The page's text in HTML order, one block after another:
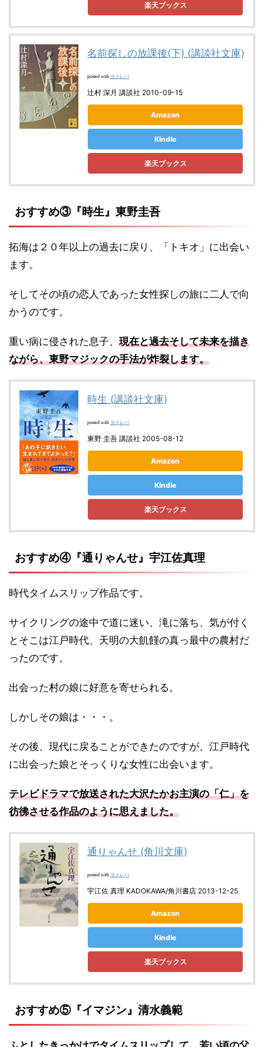
楽天ブックス
名前探しの放課後(下) (講談社文庫)
posted with ヨメレバ
辻村 深月 講談社 2010-09-15
Amazon
Kindle
楽天ブックス
おすすめ③『時生』東野圭吾
拓海は２０年以上の過去に戻り、「トキオ」に出会い
ます。
そしてその頃の恋人であった女性探しの旅に二人で向
かうのです。
重い病に侵された息子、 現在と過去そして未来を描き
ながら、東野マジックの手法が炸裂します。
時生 (講談社文庫)
posted with ヨメレバ
東野 圭吾 講談社 2005-08-12
Amazon
Kindle
楽天ブックス
おすすめ④『通りゃんせ』宇江佐真理
時代タイムスリップ作品です。
サイクリングの途中で道に迷い、滝に落ち、気が付く
とそこは江戸時代、天明の大飢饉の真っ最中の農村だ
ったのです。
出会った村の娘に好意を寄せられる。
しかしその娘は・・・。
その後、現代に戻ることができたのですが、江戸時代
に出会った娘とそっくりな女性に出会います。
テレビドラマで放送された大沢たかお主演の「仁」を
彷彿させる作品のように思えました。
通りゃんせ (角川文庫)
posted with ヨメレバ
宇江佐 真理 KADOKAWA/角川書店 2013-12-25
Amazon
Kindle
楽天ブックス
おすすめ⑤『イマジン』清水義範